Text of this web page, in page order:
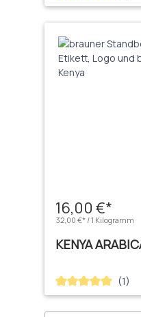
16,00 €*
32,00 €* / 1 Kilogramm
KENYA
Durchschnittliche
(1)